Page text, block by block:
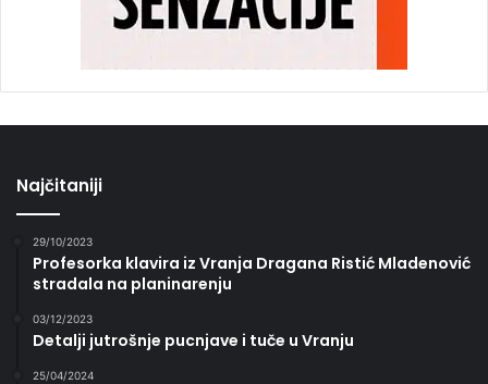
Najčitaniji
29/10/2023
Profesorka klavira iz Vranja Dragana Ristić Mladenović
stradala na planinarenju
03/12/2023
Detalji jutrošnje pucnjave i tuče u Vranju
25/04/2024